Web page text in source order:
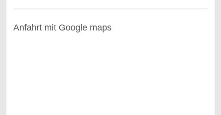
Anfahrt mit Google maps